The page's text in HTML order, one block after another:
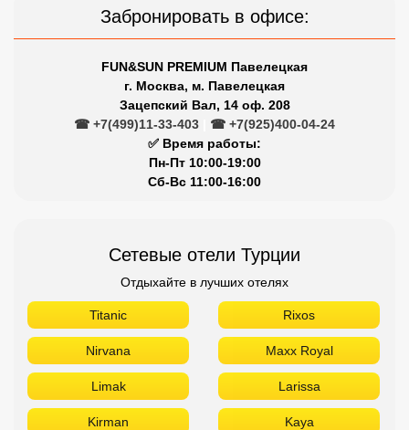
Забронировать в офисе:
FUN&SUN PREMIUM Павелецкая
г. Москва, м. Павелецкая
Зацепский Вал, 14 оф. 208
☎ +7(499)11-33-403
☎ +7(925)400-04-24
✅ Время работы:
Пн-Пт 10:00-19:00
Сб-Вс 11:00-16:00
Сетевые отели Турции
Отдыхайте в лучших отелях
Titanic Rixos
Nirvana Maxx Royal
Limak Larissa
Kirman Kaya